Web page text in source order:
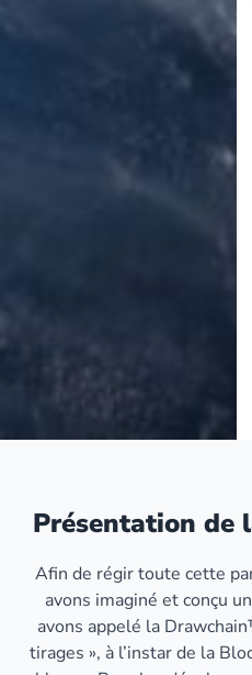
Présentation de
Afin de régir toute cette
avons imaginé et conçu
avons appelé la
tirages », à l’instar de la